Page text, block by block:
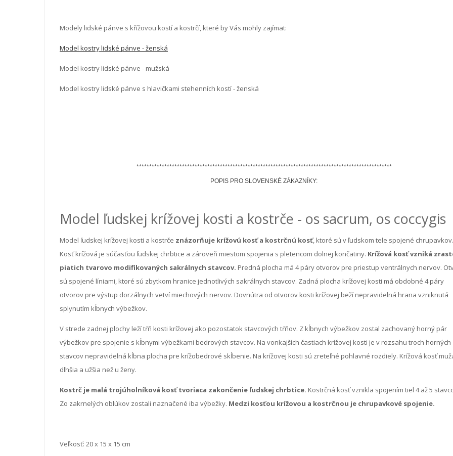
Modely lidské pánve s křížovou kostí a kostrčí, které by Vás mohly zajímat:
Model kostry lidské pánve - ženská
Model kostry lidské pánve - mužská
Model kostry lidské pánve s hlavičkami stehenních kostí - ženská
*****************************************************************************************************
POPIS PRO SLOVENSKÉ ZÁKAZNÍKY:
Model ľudskej krížovej kosti a kostrče - os sacrum, os coccygis
Model ľudskej krížovej kosti a kostrče znázorňuje krížovú kosť a kostrčnú kosť, ktoré sú v ľudskom tele spojené chrupavkov.
Kosť krížová je súčasťou ľudskej chrbtice a zároveň miestom spojenia s pletencom dolnej končatiny. Krížová kosť vzniká
piatich tvarovo modifikovaných sakrálnych stavcov. Predná plocha má 4 páry otvorov pre priestup ventrálnych nervov.
sú spojené líniami, ktoré sú zbytkom hranice jednotlivých sakrálnych stavcov. Zadná plocha krížovej kosti má obdobné 4 páry
otvorov pre výstup dorzálnych vetví miechových nervov. Dovnútra od otvorov kosti krížovej beží nepravidelná hrana vzniknutá
splynutím kĺbnych výbežkov.
V strede zadnej plochy leží tŕň kosti krížovej ako pozostatok stavcových tŕňov. Z kĺbnych výbežkov zostal zachovaný horný pár
výbežkov pre spojenie s kĺbnymi výbežkami bedrových stavcov. Na vonkajších častiach krížovej kosti je v rozsahu troch horných
stavcov nepravidelná kĺbna plocha pre krížobedrové skĺbenie. Na krížovej kosti sú zreteľné pohlavné rozdiely. Krížová kosť
dlhšia a užšia než u ženy.
Kostrč je malá trojúholníková kosť tvoriaca zakončenie ľudskej chrbtice. Kostrčná kosť vznikla spojením tiel 4 až 5
Zo zakrnelých oblúkov zostali naznačené iba výbežky. Medzi kosťou krížovou a kostrčnou je chrupavkové spojenie.
Veľkosť: 20 x 15 x 15 cm